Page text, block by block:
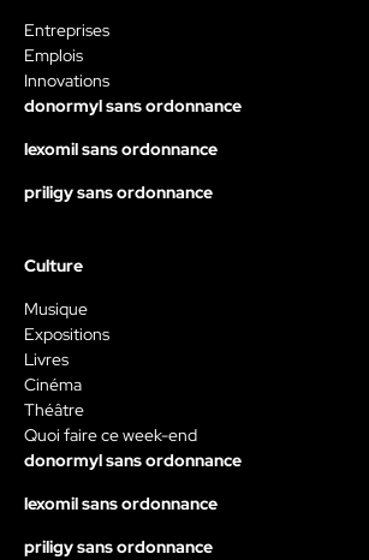
Entreprises
Emplois
Innovations
donormyl sans ordonnance
lexomil sans ordonnance
priligy sans ordonnance
Culture
Musique
Expositions
Livres
Cinéma
Théâtre
Quoi faire ce week-end
donormyl sans ordonnance
lexomil sans ordonnance
priligy sans ordonnance